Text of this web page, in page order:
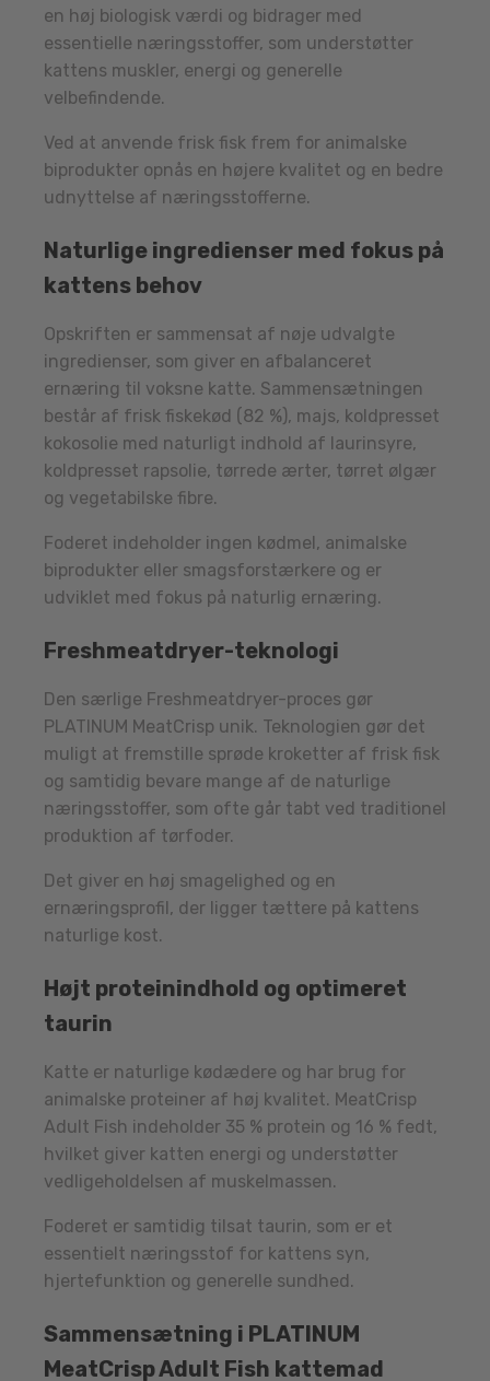
en høj biologisk værdi og bidrager med
essentielle næringsstoffer, som understøtter
kattens muskler, energi og generelle
velbefindende.
Ved at anvende frisk fisk frem for animalske
biprodukter opnås en højere kvalitet og en bedre
udnyttelse af næringsstofferne.
Naturlige ingredienser med fokus på
kattens behov
Opskriften er sammensat af nøje udvalgte
ingredienser, som giver en afbalanceret
ernæring til voksne katte. Sammensætningen
består af frisk fiskekød (82 %), majs, koldpresset
kokosolie med naturligt indhold af laurinsyre,
koldpresset rapsolie, tørrede ærter, tørret ølgær
og vegetabilske fibre.
Foderet indeholder ingen kødmel, animalske
biprodukter eller smagsforstærkere og er
udviklet med fokus på naturlig ernæring.
Freshmeatdryer-teknologi
Den særlige Freshmeatdryer-proces gør
PLATINUM MeatCrisp unik. Teknologien gør det
muligt at fremstille sprøde kroketter af frisk fisk
og samtidig bevare mange af de naturlige
næringsstoffer, som ofte går tabt ved traditionel
produktion af tørfoder.
Det giver en høj smagelighed og en
ernæringsprofil, der ligger tættere på kattens
naturlige kost.
Højt proteinindhold og optimeret
taurin
Katte er naturlige kødædere og har brug for
animalske proteiner af høj kvalitet. MeatCrisp
Adult Fish indeholder 35 % protein og 16 % fedt,
hvilket giver katten energi og understøtter
vedligeholdelsen af muskelmassen.
Foderet er samtidig tilsat taurin, som er et
essentielt næringsstof for kattens syn,
hjertefunktion og generelle sundhed.
Sammensætning i PLATINUM
MeatCrisp Adult Fish kattemad